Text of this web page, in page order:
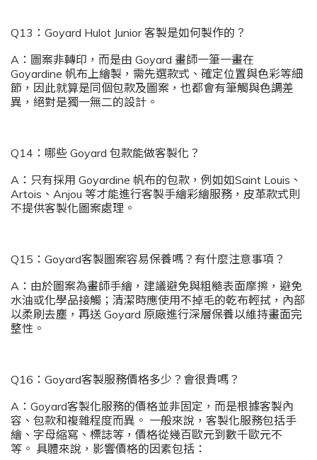
Q13：Goyard Hulot Junior 客製是如何製作的？
A：圖案非轉印，而是由 Goyard 畫師一筆一畫在
Goyardine 帆布上繪製，需先選款式、確定位置與色彩等細
節，因此就算是同個包款及圖案，也都會有筆觸與色調差
異，絕對是獨一無二的設計。
Q14：哪些 Goyard 包款能做客製化？
A：只有採用 Goyardine 帆布的包款，例如如Saint Louis、
Artois、Anjou 等才能進行客製手繪彩繪服務，皮革款式則
不提供客製化圖案處理。
Q15：Goyard客製圖案容易保養嗎？有什麼注意事項？
A：由於圖案為畫師手繪，建議避免與粗糙表面摩擦，避免
水油或化學品接觸；清潔時應使用不掉毛的乾布輕拭，內部
以柔刷去塵，再送 Goyard 原廠進行深層保養以維持畫面完
整性。
Q16：Goyard客製服務價格多少？會很貴嗎？
A：Goyard客製化服務的價格並非固定，而是根據客製內
容、包款和複雜程度而異。 一般來說，客製化服務包括手
繪、字母縮寫、標誌等，價格從幾百歐元到數千歐元不
等。 具體來說，影響價格的因素包括：